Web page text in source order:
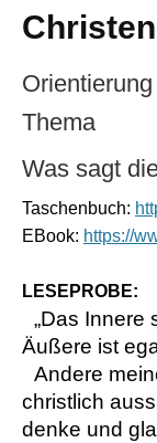
Christen
Thema
Was sagt
Taschenbuch:
EBook: https://
LESEPROBE:
„Das Innere
Äußere ist
Andere
christlich
denke und